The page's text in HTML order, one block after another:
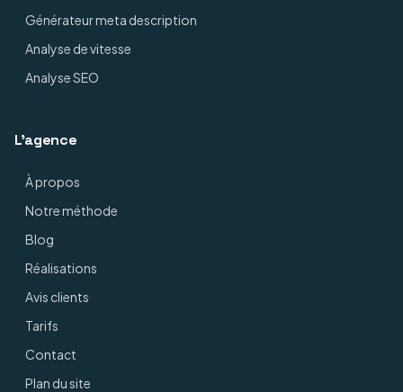
Générateur meta description
Analyse de vitesse
Analyse SEO
L'agence
À propos
Notre méthode
Blog
Réalisations
Avis clients
Tarifs
Contact
Plan du site